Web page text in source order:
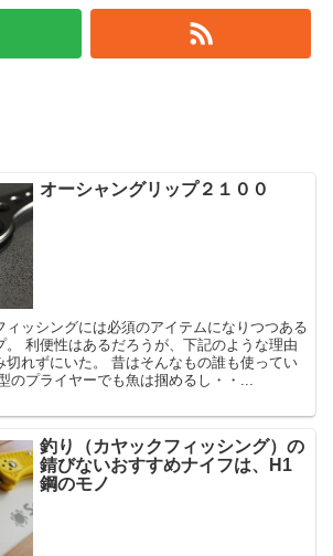
オーシャングリップ２１００
ィッシングには必須のアイテムになりつつある
。 利便性はあるだろうが、下記のような理由
切れずにいた。 昔はそんなもの誰も使ってい
のプライヤーでも魚は掴めるし・・...
釣り（カヤックフィッシング）の
錆びないおすすめナイフは、H1
鋼のモノ